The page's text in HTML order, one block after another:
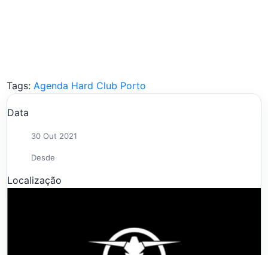
Tags: Agenda Hard Club Porto
Data
30 Out 2021
Desde
Localização